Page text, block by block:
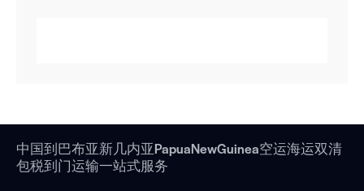
中国到巴布亚新几内亚PapuaNewGuinea空运海运双清
包税到门运输一站式服务